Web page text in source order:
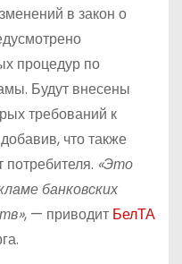
в закон о
процедур по
Будут внесены
требований к
что также
«Это
банковских
, — приводит БелТА